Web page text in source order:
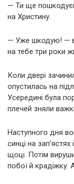
— Ти ще
на Христину.
— Уже шкодую! —
на тебе три роки
Коли двері
опустилась на
Усередині була
плечей зняли
Наступного дня
синці на
щоці. Потім
побої й крадіжку.